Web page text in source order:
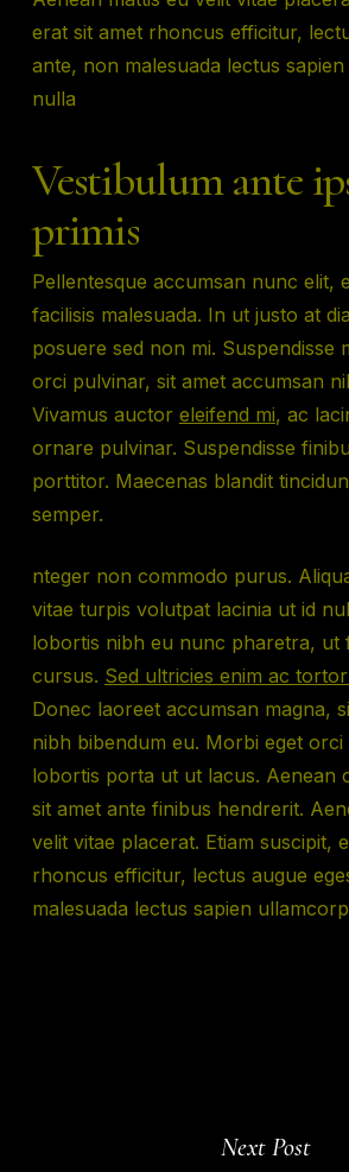
erat sit amet rhoncus efficitur,
ante, non malesuada lectus
nulla
Vestibulum ante
primis
Pellentesque accumsan nunc elit,
facilisis malesuada. In ut justo at
posuere sed non mi. Suspendisse
orci pulvinar, sit amet accumsan
Vivamus auctor eleifend mi, ac
ornare pulvinar. Suspendisse
porttitor. Maecenas blandit
semper.
nteger non commodo purus.
vitae turpis volutpat lacinia ut id
lobortis nibh eu nunc pharetra, ut
cursus. Sed ultricies enim ac
Donec laoreet accumsan magna,
nibh bibendum eu. Morbi eget orci
lobortis porta ut ut lacus. Aenean
sit amet ante finibus hendrerit.
velit vitae placerat. Etiam suscipit,
rhoncus efficitur, lectus augue
malesuada lectus sapien
Next Post